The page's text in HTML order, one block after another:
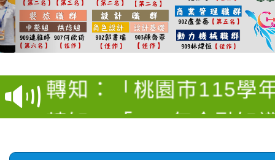
學年度第1學期第9次代
結果(第4招)
【甄選結果(第12招)】
學年度第1學期第7次代
結果(第12招)
轉知：桃園市115學年
賽及師生本土語及新住
賽實施要點
轉知：「桃園市115學
比賽實施要點」
轉知：「115年金融知
動辦法」
轉知臺中市政府政風處